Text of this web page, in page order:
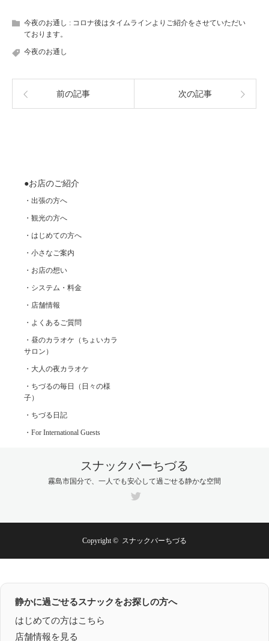
今夜のお通し : コロナ後はタイムラインよりご紹介をさせていただい
ております。
今夜のお通し
前の記事 次の記事
●お店のご紹介
・出張の方へ
・観光の方へ
・はじめての方へ
・小さなご案内
・お店の想い
・システム・料金
・店舗情報
・よくあるご質問
・昼のカラオケ（ちょいカラ
サロン）
・大人の夜カラオケ
・ちづるの毎日（日々の様
子）
・ちづる日記
・For International Guests
スナックバーちづる
霧島市国分で、一人でも安心して過ごせる静かな空間
Copyright © スナックバーちづる
静かに過ごせるスナックをお探しの方へ
はじめての方はこちら
店舗情報を見る